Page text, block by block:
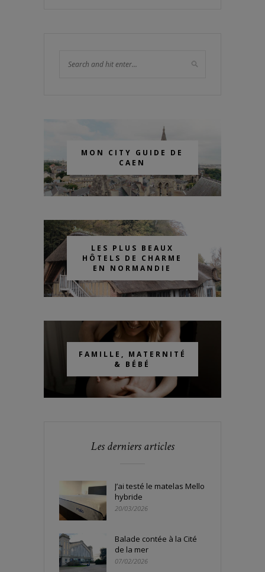
MON CITY GUIDE DE
CAEN
LES PLUS BEAUX
HÔTELS DE CHARME
EN NORMANDIE
FAMILLE, MATERNITÉ
& BÉBÉ
Les derniers articles
J’ai testé le matelas Mello
hybride
20/03/2026
Balade contée à la Cité
de la mer
07/02/2026